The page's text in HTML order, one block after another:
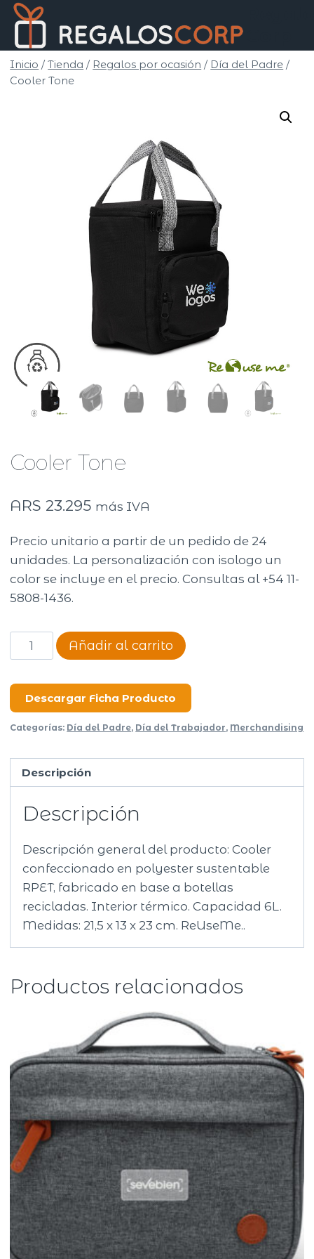
Saltar
contenido
Inicio / Tienda / Regalos por ocasión / Día del Padre /
Cooler Tone
Cooler Tone
ARS 23.295 más IVA
Precio unitario a partir de un pedido de 24
unidades. La personalización con isologo un
color se incluye en el precio. Consultas al +54 11-
5808-1436.
Cooler
Tone
Añadir al carrito
Descargar Ficha Producto
Categorías: Día del Padre, Día del Trabajador, Merchandising
Descripción
Descripción
Descripción general del producto: Cooler
confeccionado en polyester sustentable
RPET, fabricado en base a botellas
recicladas. Interior térmico. Capacidad 6L.
Medidas: 21,5 x 13 x 23 cm. ReUseMe..
Productos relacionados